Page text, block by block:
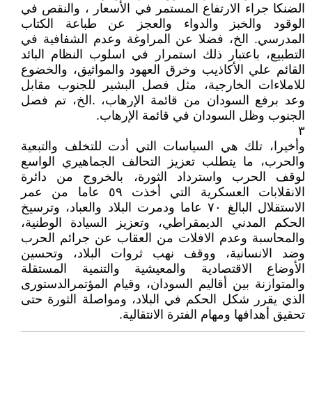
الضنكا جراء الارتفاع المستمر في الأسعار ، والنقص في
الوقود والخبز والدواء والعجز عن طباعة الكتاب
المدرسي. الخ، فضلا عن المراوغة وعدم الشفافية في
التطبيع، باعتبار ذلك استمرار في اسلوب النظام البائد
القائم علي الأكاذيب وخرق العهود والمواثيق، والخضوع
للاملاءات الخارجية، مثل فصل البشير للجنوب مقابل
وعد برفع السودان من قائمة الإرهاب، .الخ، تم فصل
الجنوب وظل السودان في قائمة الإرهاب.
٣
وأخيرا، تلك هي السياسات التي أدت للتخلف والتبعية
والحرب، ما يتطلب تعزيز التحالف الجماهيري الواسع
لوقف الحرب واسترداد الثورة، بالخروج من دائرة
الانقلابات العسكرية التي أخذت ٥٩ عاما من عمر
الاستقلال البالغ ٧٠ عاما ودمرت البلاد والعباد، وترسيخ
الحكم المدني الديمقراطي، وتعزيز السيادة الوطنية،
والمحاسبة وعدم الافلات من العقاب عن جرائم الحرب
وضد الانسانية، ووقف نهب ثروات البلاد، وتحسين
الأوضاع الاقتصادية والمعيشية والتنمية المستقلة
والمتوازنة بين أقاليم السودان، وقيام المؤتمرالدستورى
الذي يقرر شكل الحكم في البلاد، ومواصلة الثورة حتى
تحقيق أهدافها ومهام الفترة الانتقالية.